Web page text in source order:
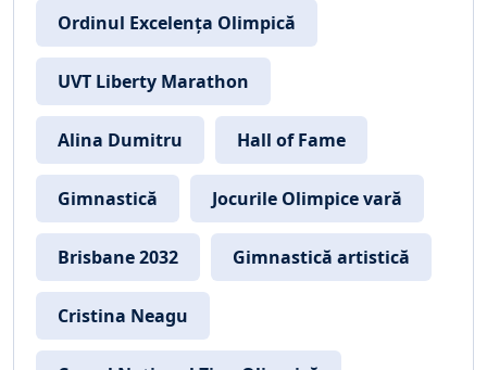
Ordinul Excelența Olimpică
UVT Liberty Marathon
Alina Dumitru Hall of Fame
Gimnastică Jocurile Olimpice vară
Brisbane 2032 Gimnastică artistică
Cristina Neagu